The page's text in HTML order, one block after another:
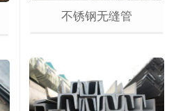
不锈钢无缝管